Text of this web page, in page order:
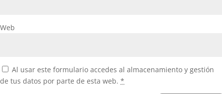
Web
Al usar este formulario accedes al almacenamiento y gestión
de tus datos por parte de esta web. *